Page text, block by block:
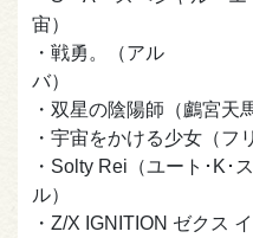
宙
・戦勇。（アル
・双星の陰陽師（鸕宮天
・宇宙をかける少女（フ
・Solty Rei（ユート･K･
ル
・Z/X IGNITION ゼクス